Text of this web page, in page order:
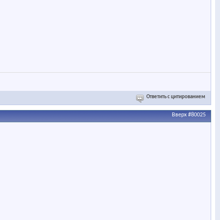
Ответить с цитированием
Вверх #80025